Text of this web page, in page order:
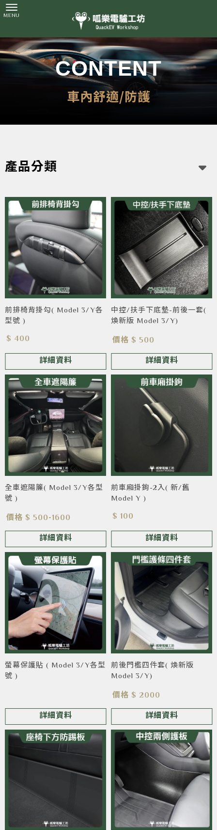
車內舒適/防護
產品分類
前排椅背掛勾( Model 3/Y各
型號 )
$ 400
詳細資料
中控/扶手下底墊-前後一套(
煥新版 Model 3/Y)
價格 $ 500
詳細資料
全車遮陽簾( Model 3/Y各型
號 )
價格 $ 500-1600
詳細資料
前車廂掛鉤-2入( 新/舊
Model Y )
$ 100
詳細資料
螢幕保護貼 ( Model 3/Y各型
號 )
詳細資料
前後門檻四件套( 煥新版
Model 3/Y)
價格 $ 2000
詳細資料